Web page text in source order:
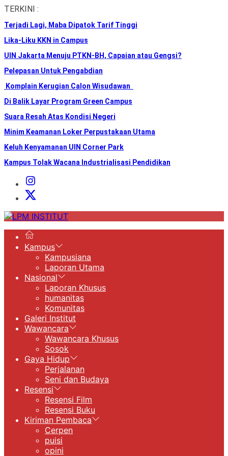
Skip
the
content
TERKINI :
Terjadi Lagi, Maba Dipatok Tarif Tinggi
Lika-Liku KKN in Campus
UIN Jakarta Menuju PTKN-BH, Capaian atau Gengsi?
Pelepasan Untuk Pengabdian
Komplain Kerugian Calon Wisudawan
Di Balik Layar Program Green Campus
Suara Resah Atas Kondisi Negeri
Minim Keamanan Loker Perpustakaan Utama
Keluh Kenyamanan UIN Corner Park
Kampus Tolak Wacana Industrialisasi Pendidikan
Instagram
Institut
X
LPM
Kampus
Kampusiana
Laporan Utama
Nasional
Laporan Khusus
humanitas
Komunitas
Galeri Institut
Wawancara
Wawancara Khusus
Sosok
Gaya Hidup
Perjalanan
Seni dan Budaya
Resensi
Resensi Film
Resensi Buku
Kiriman Pembaca
Cerpen
puisi
opini